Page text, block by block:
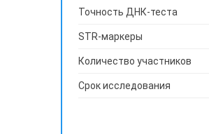
Точность ДНК-теста
STR-маркеры
Количество участников
Срок исследования